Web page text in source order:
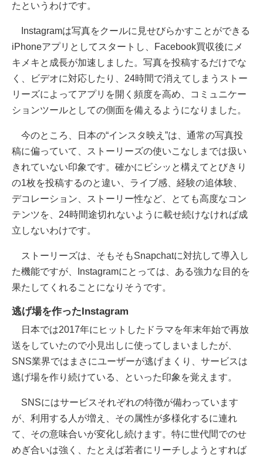
たというわけです。
Instagramは写真をクールに見せびらかすことができる
iPhoneアプリとしてスタートし、Facebook買収後にメ
キメキと成長が加速しました。写真を投稿するだけでな
く、ビデオに対応したり、24時間で消えてしまうストー
リーズによってアプリを開く頻度を高め、コミュニケー
ションツールとしての側面を備えるようになりました。
今のところ、日本の“インスタ映え”は、通常の写真投
稿に偏っていて、ストーリーズの使いこなしまでは扱い
きれていない印象です。確かにビシッと構えてとびきり
の1枚を投稿するのと違い、ライブ感、経験の追体験、
デコレーション、ストーリー性など、とても高度なコン
テンツを、24時間途切れないように載せ続けなければ成
立しないわけです。
ストーリーズは、そもそもSnapchatに対抗して導入し
た機能ですが、Instagramにとっては、ある強力な目的を
果たしてくれることになりそうです。
逃げ場を作ったInstagram
日本では2017年にヒットしたドラマを年末年始で再放
送をしていたので小見出しに使ってしまいましたが、
SNS業界ではまさにユーザーが逃げまくり、サービスは
逃げ場を作り続けている、といった印象を覚えます。
SNSにはサービスそれぞれの特徴が備わっています
が、利用する人が増え、その属性が多様化するに連れ
て、その意味合いが変化し続けます。特に世代間でのせ
めぎ合いは強く、たとえば若者にリーチしようとすれば